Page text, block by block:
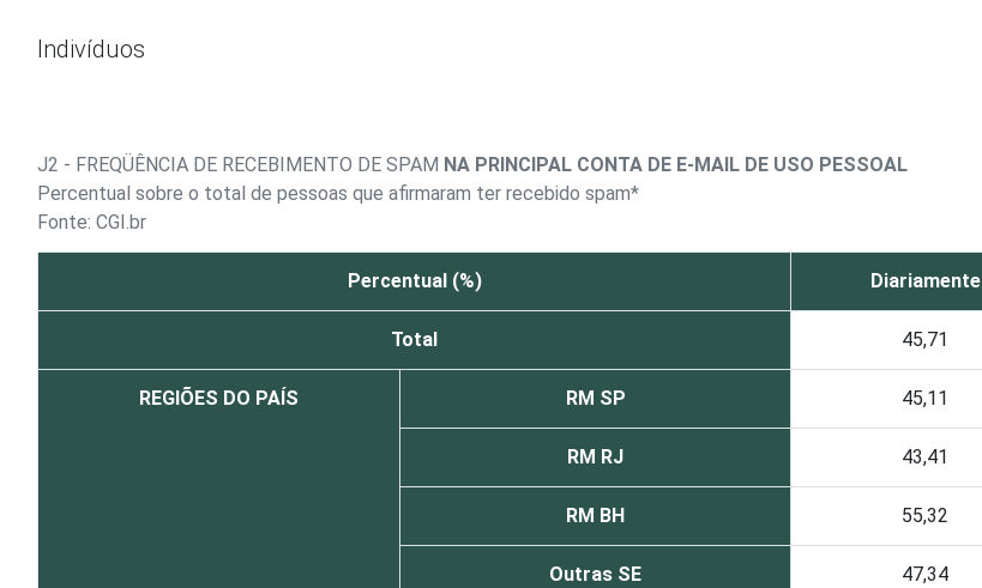
Indivíduos
J2 - FREQÜÊNCIA DE RECEBIMENTO DE SPAM NA PRINCIPAL CONTA DE E-MAIL DE USO PESSOAL
Percentual sobre o total de pessoas que afirmaram ter recebido spam*
Fonte: CGI.br
Percentual (%) Diariamente
Total 45,71
REGIÕES DO PAÍS RM SP 45,11
RM RJ 43,41
RM BH 55,32
Outras SE 47,34